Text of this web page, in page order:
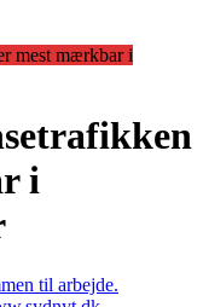
mest mærkbar i
i